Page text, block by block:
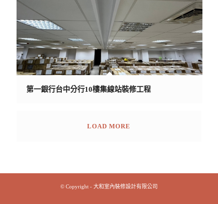
第一銀行台中分行10樓集線站裝修工程
LOAD MORE
© Copyright - 大和室內裝修設計有限公司